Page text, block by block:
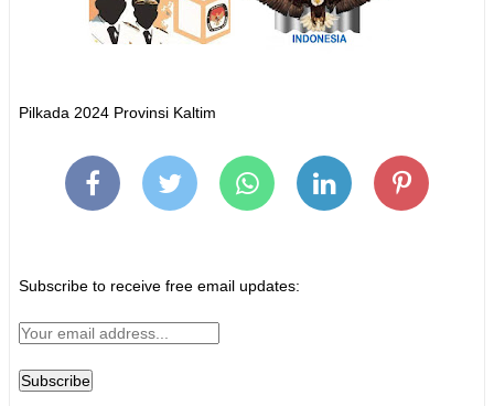
Pilkada 2024 Provinsi Kaltim
Subscribe to receive free email updates: